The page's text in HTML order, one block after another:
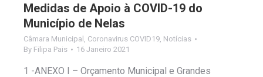
Medidas de Apoio à COVID-19 do
Município de Nelas
Câmara Municipal Coronavirus COVID19 Notícias
By Filipa Pais 16 Janeiro 2021
1 -ANEXO I – Orçamento Municipal e Grandes